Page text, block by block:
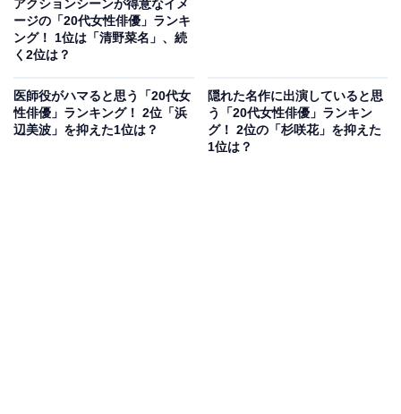
アクションシーンが得意なイメ
ージの「20代女性俳優」ランキ
ング！ 1位は「清野菜名」、続
く2位は？
医師役がハマると思う「20代女
性俳優」ランキング！ 2位「浜
辺美波」を抑えた1位は？
隠れた名作に出演していると思
う「20代女性俳優」ランキン
グ！ 2位の「杉咲花」を抑えた
1位は？